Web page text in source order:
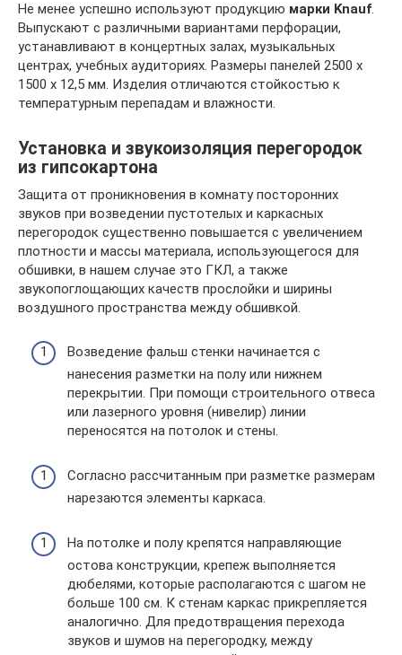
Не менее успешно используют продукцию марки Knauf.
Выпускают с различными вариантами перфорации,
устанавливают в концертных залах, музыкальных
центрах, учебных аудиториях. Размеры панелей 2500 х
1500 х 12,5 мм. Изделия отличаются стойкостью к
температурным перепадам и влажности.
Установка и звукоизоляция перегородок
из гипсокартона
Защита от проникновения в комнату посторонних
звуков при возведении пустотелых и каркасных
перегородок существенно повышается с увеличением
плотности и массы материала, использующегося для
обшивки, в нашем случае это ГКЛ, а также
звукопоглощающих качеств прослойки и ширины
воздушного пространства между обшивкой.
Возведение фальш стенки начинается с
нанесения разметки на полу или нижнем
перекрытии. При помощи строительного отвеса
или лазерного уровня (нивелир) линии
переносятся на потолок и стены.
Согласно рассчитанным при разметке размерам
нарезаются элементы каркаса.
На потолке и полу крепятся направляющие
остова конструкции, крепеж выполняется
дюбелями, которые располагаются с шагом не
больше 100 см. К стенам каркас прикрепляется
аналогично. Для предотвращения перехода
звуков и шумов на перегородку, между